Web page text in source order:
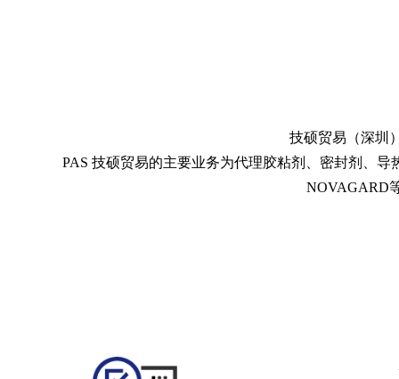
技硕贸易（深圳
PAS 技硕贸易的主要业务为代理胶粘剂、密封剂、导
NOVAGARD